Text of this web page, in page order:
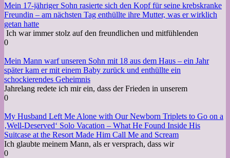
Mein 17-jähriger Sohn rasierte sich den Kopf für seine krebskranke
Freundin – am nächsten Tag enthüllte ihre Mutter, was er wirklich
getan hatte
Ich war immer stolz auf den freundlichen und mitfühlenden
0
Mein Mann warf unseren Sohn mit 18 aus dem Haus – ein Jahr
später kam er mit einem Baby zurück und enthüllte ein
schockierendes Geheimnis
Jahrelang redete ich mir ein, dass der Frieden in unserem
0
My Husband Left Me Alone with Our Newborn Triplets to Go on a
‚Well-Deserved‘ Solo Vacation – What He Found Inside His
Suitcase at the Resort Made Him Call Me and Scream
Ich glaubte meinem Mann, als er versprach, dass wir
0